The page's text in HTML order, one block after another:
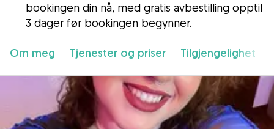
bookingen din nå, med gratis avbestilling opptil
3 dager før bookingen begynner.
Om meg Tjenester og priser Tilgjengelighet